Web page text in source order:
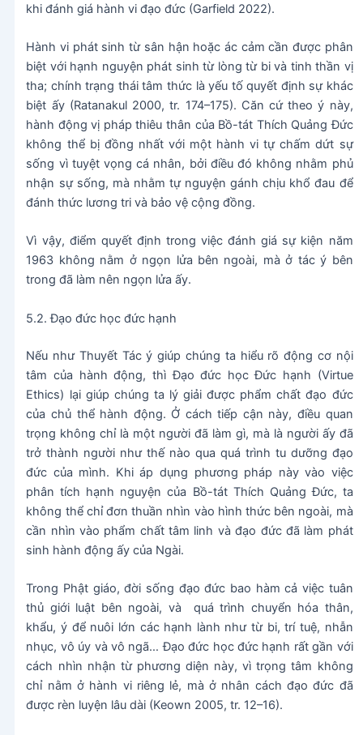
khi đánh giá hành vi đạo đức (Garfield 2022).
Hành vi phát sinh từ sân hận hoặc ác cảm cần được phân
biệt với hạnh nguyện phát sinh từ lòng từ bi và tinh thần vị
tha; chính trạng thái tâm thức là yếu tố quyết định sự khác
biệt ấy (Ratanakul 2000, tr. 174–175). Căn cứ theo ý này,
hành động vị pháp thiêu thân của Bồ-tát Thích Quảng Đức
không thể bị đồng nhất với một hành vi tự chấm dứt sự
sống vì tuyệt vọng cá nhân, bởi điều đó không nhằm phủ
nhận sự sống, mà nhằm tự nguyện gánh chịu khổ đau để
đánh thức lương tri và bảo vệ cộng đồng.
Vì vậy, điểm quyết định trong việc đánh giá sự kiện năm
1963 không nằm ở ngọn lửa bên ngoài, mà ở tác ý bên
trong đã làm nên ngọn lửa ấy.
5.2. Đạo đức học đức hạnh
Nếu như Thuyết Tác ý giúp chúng ta hiểu rõ động cơ nội
tâm của hành động, thì Đạo đức học Đức hạnh (Virtue
Ethics) lại giúp chúng ta lý giải được phẩm chất đạo đức
của chủ thể hành động. Ở cách tiếp cận này, điều quan
trọng không chỉ là một người đã làm gì, mà là người ấy đã
trở thành người như thế nào qua quá trình tu dưỡng đạo
đức của mình. Khi áp dụng phương pháp này vào việc
phân tích hạnh nguyện của Bồ-tát Thích Quảng Đức, ta
không thể chỉ đơn thuần nhìn vào hình thức bên ngoài, mà
cần nhìn vào phẩm chất tâm linh và đạo đức đã làm phát
sinh hành động ấy của Ngài.
Trong Phật giáo, đời sống đạo đức bao hàm cả việc tuân
thủ giới luật bên ngoài, và quá trình chuyển hóa thân,
khẩu, ý để nuôi lớn các hạnh lành như từ bi, trí tuệ, nhẫn
nhục, vô úy và vô ngã… Đạo đức học đức hạnh rất gần với
cách nhìn nhận từ phương diện này, vì trọng tâm không
chỉ nằm ở hành vi riêng lẻ, mà ở nhân cách đạo đức đã
được rèn luyện lâu dài (Keown 2005, tr. 12–16).